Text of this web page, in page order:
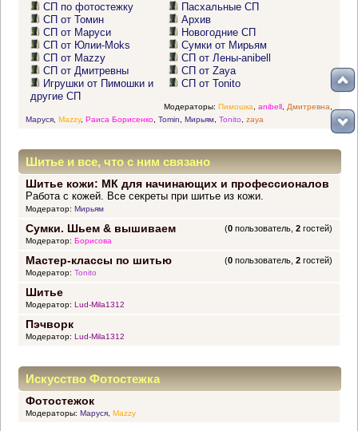
СП по фотостежку
СП от Томин
СП от Маруси
СП от Юлии-Moks
СП от Mazzy
СП от Дмитревны
Игрушки от Пимошки и
другие СП
Пасхальные СП
Архив
Новогодние СП
Сумки от Мирьям
СП от Лены-anibell
СП от Zaya
СП от Tonito
Модераторы: Пимошка anibell, Дмитревна
Маруся, Mazzy, Раиса Борисенко, Tomin Мирьям, Tonito zaya
Шитье и все, что с ним связано
Шитье кожи: МК для начинающих и профессионалов
Работа с кожей. Все секреты при шитье из кожи.
Модератор: Мирьям
Сумки. Шьем & вышиваем (0 пользователь,2 гостей)
Модератор: Борисова
Мастер-классы по шитью (0 пользователь,2 гостей)
Модератор: Tonito
Шитье
Модератор: Lud-Mila1312
Пэчворк
Модератор: Lud-Mila1312
Искусство Фотостежка
Фотостежок
Модераторы: Маруся, Mazzy